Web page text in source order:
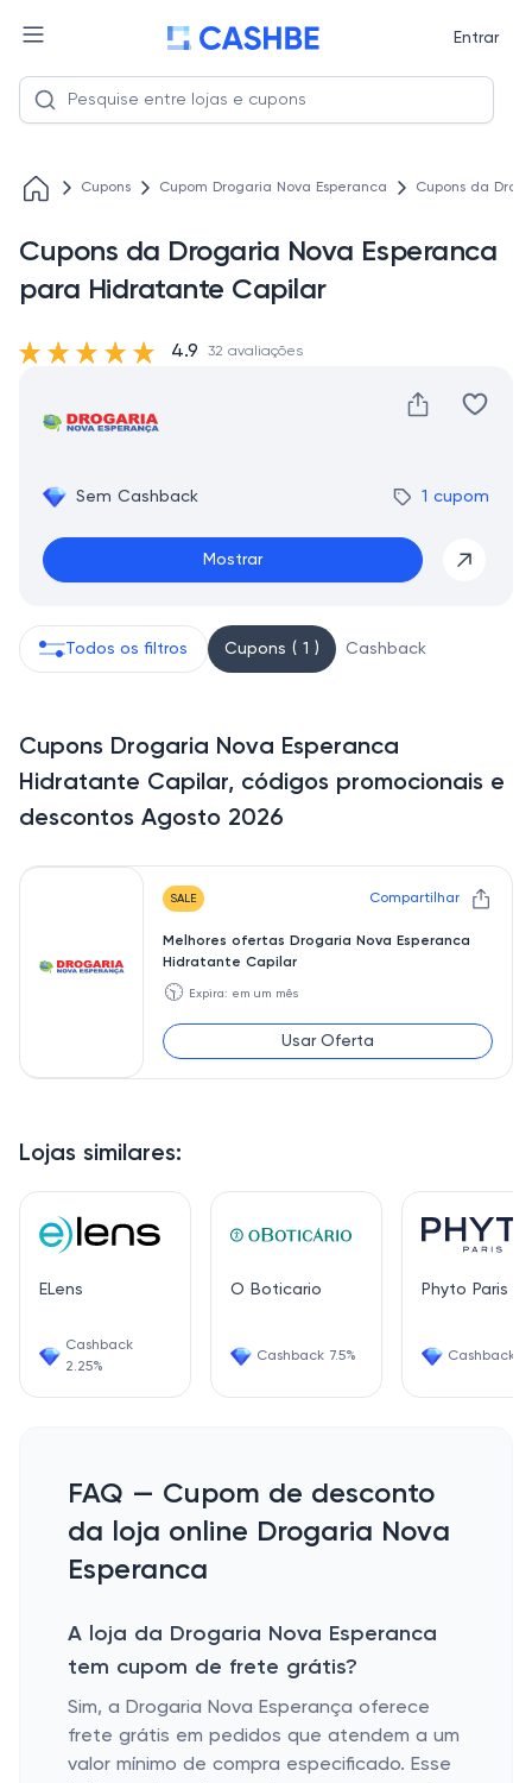
Entrar
Cupons Cupom Drogaria Nova Esperanca Cupons da
Cupons da Drogaria Nova Esperanca
para Hidratante Capilar
Sem Cashback 1 cupom
Mostrar
4.9 32 avaliações
Lojas similares:
ELens
Cashback
2.25%
O Boticario
Cashback 7.5%
Phyto Paris
Cashback
Todos os filtros Cupons ( 1 ) Cashback
Cupons Drogaria Nova Esperanca
Hidratante Capilar, códigos promocionais e
descontos Agosto 2026
SALE Compartilhar
Melhores ofertas Drogaria Nova Esperanca
Hidratante Capilar
🕥 Expira: em um mês
Usar Oferta
FAQ — Cupom de desconto
da loja online Drogaria Nova
Esperanca
A loja da Drogaria Nova Esperanca
tem cupom de frete grátis?
Sim, a Drogaria Nova Esperança oferece
frete grátis em pedidos que atendem a um
valor mínimo de compra especificado. Esse